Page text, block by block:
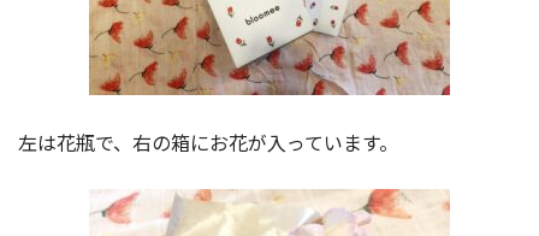
左は花瓶で、右の箱にお花が入っています。